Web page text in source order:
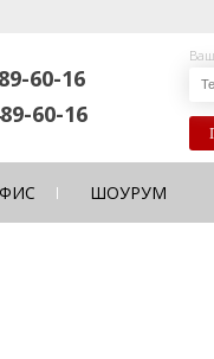
60-16
60-16
ШОУРУМ